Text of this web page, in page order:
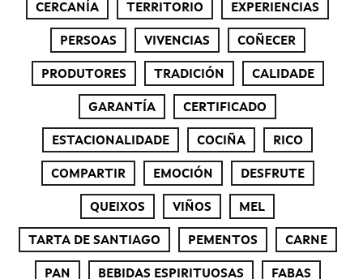
CERCANÍA TERRITORIO EXPERIENCIAS
PERSOAS VIVENCIAS COÑECER
PRODUTORES TRADICIÓN CALIDADE
GARANTÍA CERTIFICADO
ESTACIONALIDADE COCIÑA RICO
COMPARTIR EMOCIÓN DESFRUTE
QUEIXOS VIÑOS MEL
TARTA DE SANTIAGO PEMENTOS CARNE
PAN BEBIDAS ESPIRITUOSAS FABAS